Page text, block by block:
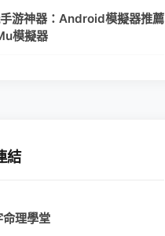
游神器：Android模擬器推薦
模擬器
結
理學堂